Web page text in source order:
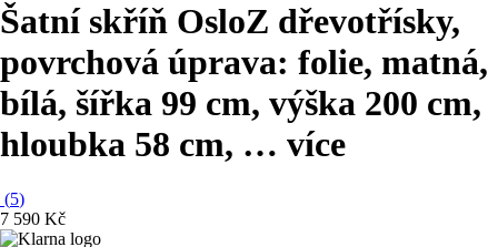
Šatní skříň OsloZ dřevotřísky,
povrchová úprava: folie, matná,
bílá, šířka 99 cm, výška 200 cm,
hloubka 58 cm, … více
(5)
7 590 Kč